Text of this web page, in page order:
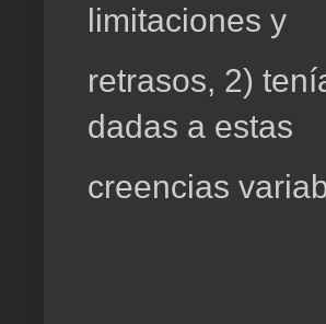
limitaciones y
retrasos, 2)
dadas a estas
creencias